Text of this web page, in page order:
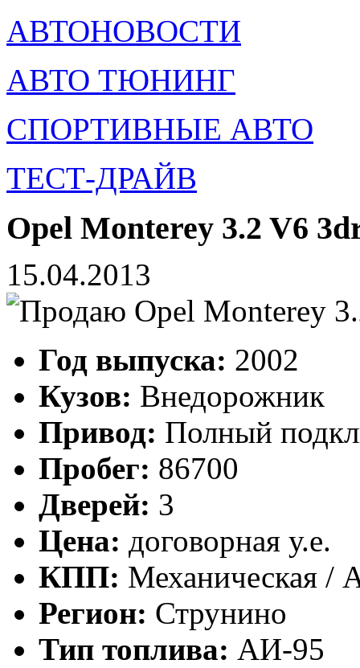
АВТОНОВОСТИ
АВТО ТЮНИНГ
СПОРТИВНЫЕ АВТО
ТЕСТ-ДРАЙВ
Opel Monterey 3.2 V6
15.04.2013
Год выпуска: 2002
Кузов: Внедорожник
Привод: Полный
Пробег: 86700
Дверей: 3
Цена: договорная у.е.
КПП: Механическая /
Регион: Струнино
Тип топлива: АИ-95